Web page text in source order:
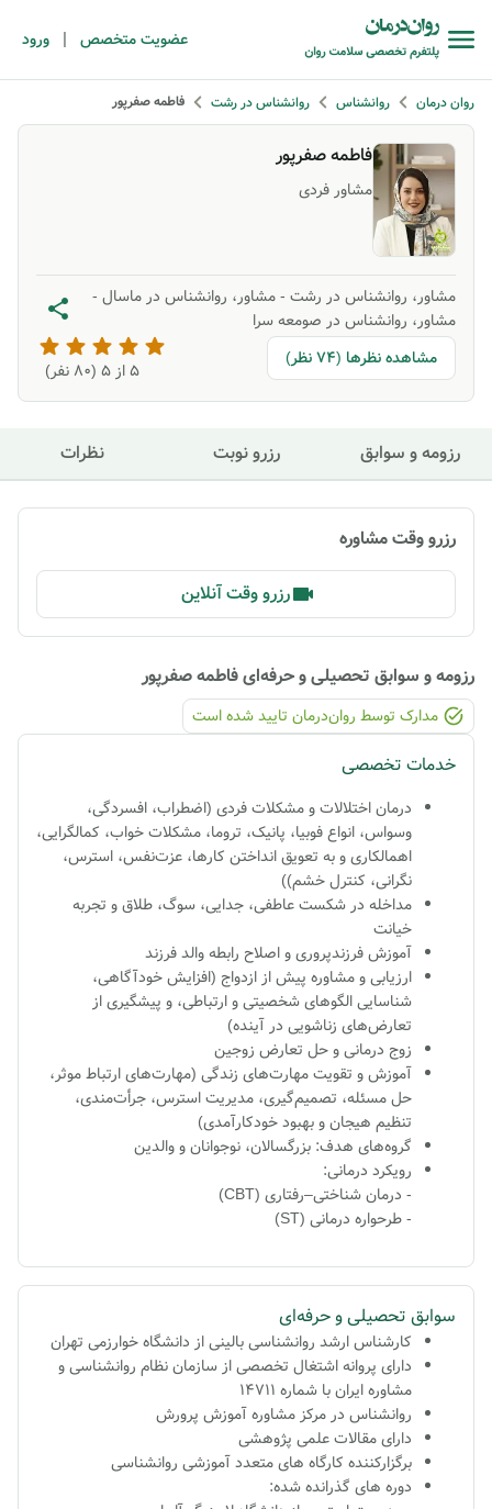
عضویت متخصص | ورود
روان درمان روانشناس روانشناس در رشت فاطمه صفرپور
فاطمه صفرپور
مشاور فردی
مشاور، روانشناس در رشت -مشاور، روانشناس در ماسال -
مشاور، روانشناس در صومعه سرا
مشاهده نظرها (74 نظر)
5از ۵ ( 80 نفر)
رزومه و سوابق رزرو نوبت نظرات
رزرو وقت مشاوره
رزرو وقت آنلاین
رزومه و سوابق تحصیلی و حرفه‌ایفاطمه صفرپور
مدارک توسط روان‌درمان تایید شده ‌است
خدمات تخصصی
درمان اختلالات و مشکلات فردی (اضطراب، افسردگی،
وسواس، انواع فوبیا، پانیک، تروما، مشکلات خواب، کمالگرایی،
اهمالکاری و به تعویق انداختن کارها، عزت‌نفس، استرس،
نگرانی، کنترل خشم))
مداخله در شکست عاطفی، جدایی، سوگ، طلاق و تجربه
خیانت
آموزش فرزندپروری و اصلاح رابطه والد فرزند
ارزیابی و مشاوره پیش از ازدواج (افزایش خودآگاهی،
شناسایی الگوهای شخصیتی و ارتباطی، و پیشگیری از
تعارض‌های زناشویی در آینده)
زوج درمانی و حل تعارض زوجین
آموزش و تقویت مهارت‌های زندگی (مهارت‌های ارتباط موثر،
حل مسئله، تصمیم‌گیری، مدیریت استرس، جرأت‌مندی،
تنظیم هیجان و بهبود خودکارآمدی)
گروه‌های هدف: بزرگسالان، نوجوانان و والدین
رویکرد درمانی:
- درمان شناختی–رفتاری (CBT)
- طرحواره درمانی (ST)
سوابق تحصیلی و حرفه‌ای
کارشناس ارشد روانشناسی بالینی از دانشگاه خوارزمی تهران
دارای پروانه اشتغال تخصصی از سازمان نظام روانشناسی و
مشاوره ایران با شماره 14711
روانشناس در مرکز مشاوره آموزش پرورش
دارای مقالات علمی پژوهشی
برگزارکننده کارگاه های متعدد آموزشی روانشناسی
دوره های گذرانده شده: